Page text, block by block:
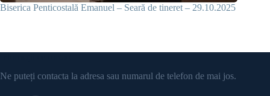
Biserica Penticostală Emanuel – Seară de tineret – 29.10.2025
Ne puteți contacta la adresa sau numarul de telefon de mai jos.